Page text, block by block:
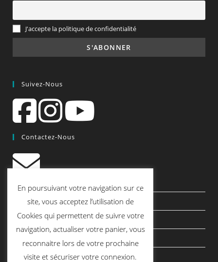
J'accepte la politique de confidentialité
Suivez-Nous
Contactez-Nous
contact@quiscrap.fr
Les Fiches Techniques et les Tutos
Le Blog
Mentions légales
En poursuivant votre navigation sur ce
site, vous acceptez l’utilisation de
Cookies qui permettent de suivre votre
navigation, actualiser votre panier, vous
reconnaitre lors de votre prochaine
visite et sécuriser votre connexion.